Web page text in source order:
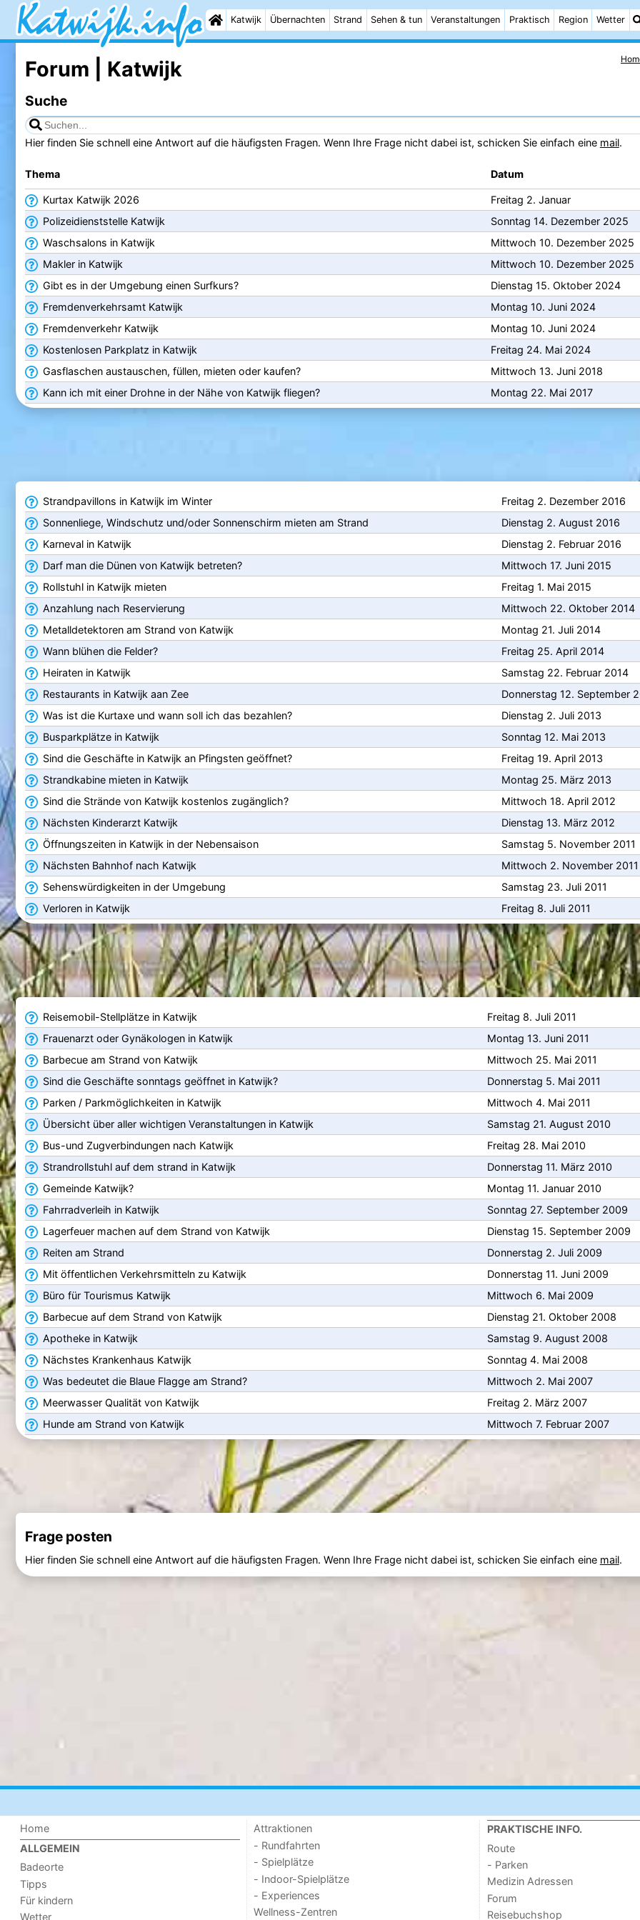
Katwijk Übernachten Strand Sehen & tun Veranstaltungen Praktisch Region Wetter
Forum | Katwijk
Suche
Hier finden Sie schnell eine Antwort auf die häufigsten Fragen. Wenn Ihre Frage nicht dabei ist, schicken Sie einfach eine mail.
Thema Datum
Kurtax Katwijk 2026
Freitag 2. Januar
Polizeidienststelle Katwijk
Sonntag 14. Dezember 2025
Waschsalons in Katwijk
Mittwoch 10. Dezember 2025
Makler in Katwijk
Mittwoch 10. Dezember 2025
Gibt es in der Umgebung einen Surfkurs?
Dienstag 15. Oktober 2024
Fremdenverkehrsamt Katwijk
Montag 10. Juni 2024
Fremdenverkehr Katwijk
Montag 10. Juni 2024
Kostenlosen Parkplatz in Katwijk
Freitag 24. Mai 2024
Gasflaschen austauschen, füllen, mieten oder kaufen?
Mittwoch 13. Juni 2018
Kann ich mit einer Drohne in der Nähe von Katwijk fliegen?
Montag 22. Mai 2017
Strandpavillons in Katwijk im Winter
Freitag 2. Dezember 2016
Sonnenliege, Windschutz und/oder Sonnenschirm mieten am Strand
Dienstag 2. August 2016
Karneval in Katwijk
Dienstag 2. Februar 2016
Darf man die Dünen von Katwijk betreten?
Mittwoch 17. Juni 2015
Rollstuhl in Katwijk mieten
Freitag 1. Mai 2015
Anzahlung nach Reservierung
Mittwoch 22. Oktober 2014
Metalldetektoren am Strand von Katwijk
Montag 21. Juli 2014
Wann blühen die Felder?
Freitag 25. April 2014
Heiraten in Katwijk
Samstag 22. Februar 2014
Restaurants in Katwijk aan Zee
Donnerstag 12. September
Was ist die Kurtaxe und wann soll ich das bezahlen?
Dienstag 2. Juli 2013
Busparkplätze in Katwijk
Sonntag 12. Mai 2013
Sind die Geschäfte in Katwijk an Pfingsten geöffnet?
Freitag 19. April 2013
Strandkabine mieten in Katwijk
Montag 25. März 2013
Sind die Strände von Katwijk kostenlos zugänglich?
Mittwoch 18. April 2012
Nächsten Kinderarzt Katwijk
Dienstag 13. März 2012
Öffnungszeiten in Katwijk in der Nebensaison
Samstag 5. November 2011
Nächsten Bahnhof nach Katwijk
Mittwoch 2. November 2011
Sehenswürdigkeiten in der Umgebung
Samstag 23. Juli 2011
Verloren in Katwijk
Freitag 8. Juli 2011
Reisemobil-Stellplätze in Katwijk
Freitag 8. Juli 2011
Frauenarzt oder Gynäkologen in Katwijk
Montag 13. Juni 2011
Barbecue am Strand von Katwijk
Mittwoch 25. Mai 2011
Sind die Geschäfte sonntags geöffnet in Katwijk?
Donnerstag 5. Mai 2011
Parken / Parkmöglichkeiten in Katwijk
Mittwoch 4. Mai 2011
Übersicht über aller wichtigen Veranstaltungen in Katwijk
Samstag 21. August 2010
Bus-und Zugverbindungen nach Katwijk
Freitag 28. Mai 2010
Strandrollstuhl auf dem strand in Katwijk
Donnerstag 11. März 2010
Gemeinde Katwijk?
Montag 11. Januar 2010
Fahrradverleih in Katwijk
Sonntag 27. September 2009
Lagerfeuer machen auf dem Strand von Katwijk
Dienstag 15. September 2009
Reiten am Strand
Donnerstag 2. Juli 2009
Mit öffentlichen Verkehrsmitteln zu Katwijk
Donnerstag 11. Juni 2009
Büro für Tourismus Katwijk
Mittwoch 6. Mai 2009
Barbecue auf dem Strand von Katwijk
Dienstag 21. Oktober 2008
Apotheke in Katwijk
Samstag 9. August 2008
Nächstes Krankenhaus Katwijk
Sonntag 4. Mai 2008
Was bedeutet die Blaue Flagge am Strand?
Mittwoch 2. Mai 2007
Meerwasser Qualität von Katwijk
Freitag 2. März 2007
Hunde am Strand von Katwijk
Mittwoch 7. Februar 2007
Frage posten
Hier finden Sie schnell eine Antwort auf die häufigsten Fragen. Wenn Ihre Frage nicht dabei ist, schicken Sie einfach eine mail.
Home
ALLGEMEIN
Badeorte
Tipps
Für kindern
Wetter
Attraktionen
- Rundfahrten
- Spielplätze
- Indoor-Spielplätze
- Experiences
Wellness-Zentren
PRAKTISCHE INFO.
Route
- Parken
Medizin Adressen
Forum
Reisebuchshop